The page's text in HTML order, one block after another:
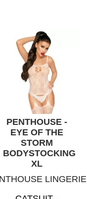
PENTHOUSE -
EYE OF THE
STORM
BODYSTOCKING
XL
LINGERIE